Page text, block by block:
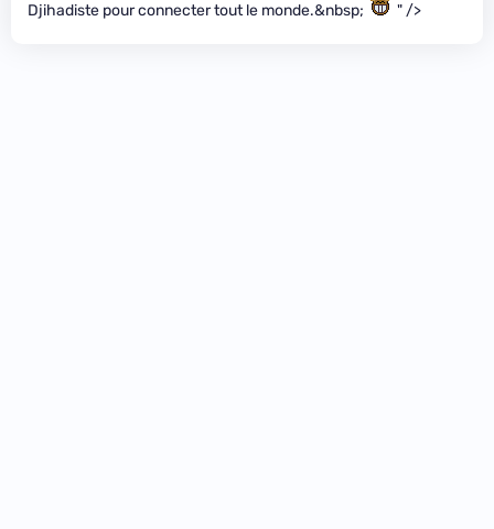
Djihadiste pour connecter tout le monde.&nbsp; " />